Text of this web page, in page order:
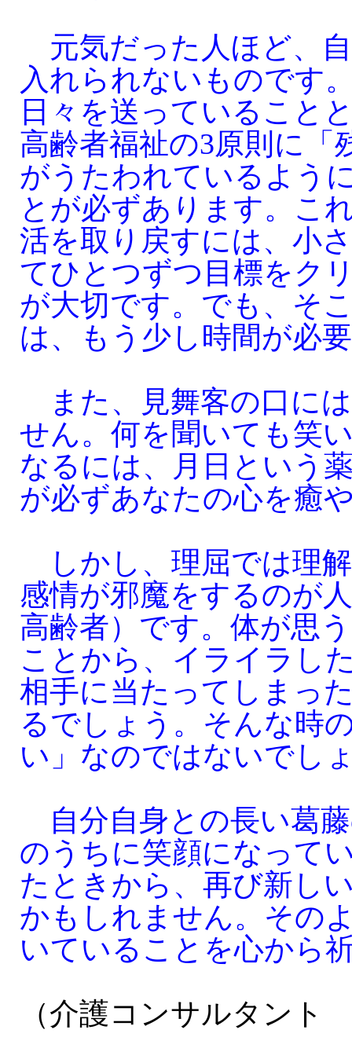
元気だった人ほど、
入れられないものです
日々を送っていること
高齢者福祉の3原則に「
がうたわれているよう
とが必ずあります。こ
活を取り戻すには、小
てひとつずつ目標をク
が大切です。でも、そ
は、もう少し時間が必
また、見舞客の口に
せん。何を聞いても笑
なるには、月日という
が必ずあなたの心を癒
しかし、理屈では理
感情が邪魔をするのが
高齢者）です。体が思
ことから、イライラし
相手に当たってしまっ
るでしょう。そんな時
い」なのではないでし
自分自身との長い葛
のうちに笑顔になって
たときから、再び新し
かもしれません。その
いていることを心から
（介護コンサルタン